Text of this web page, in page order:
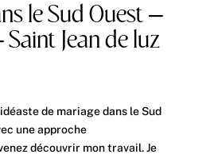
le Sud Ouest –
Jean de luz
de mariage dans le Sud
une approche
découvrir mon travail. Je